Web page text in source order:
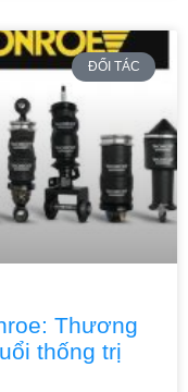
ĐỐI TÁC
Thương
thống trị